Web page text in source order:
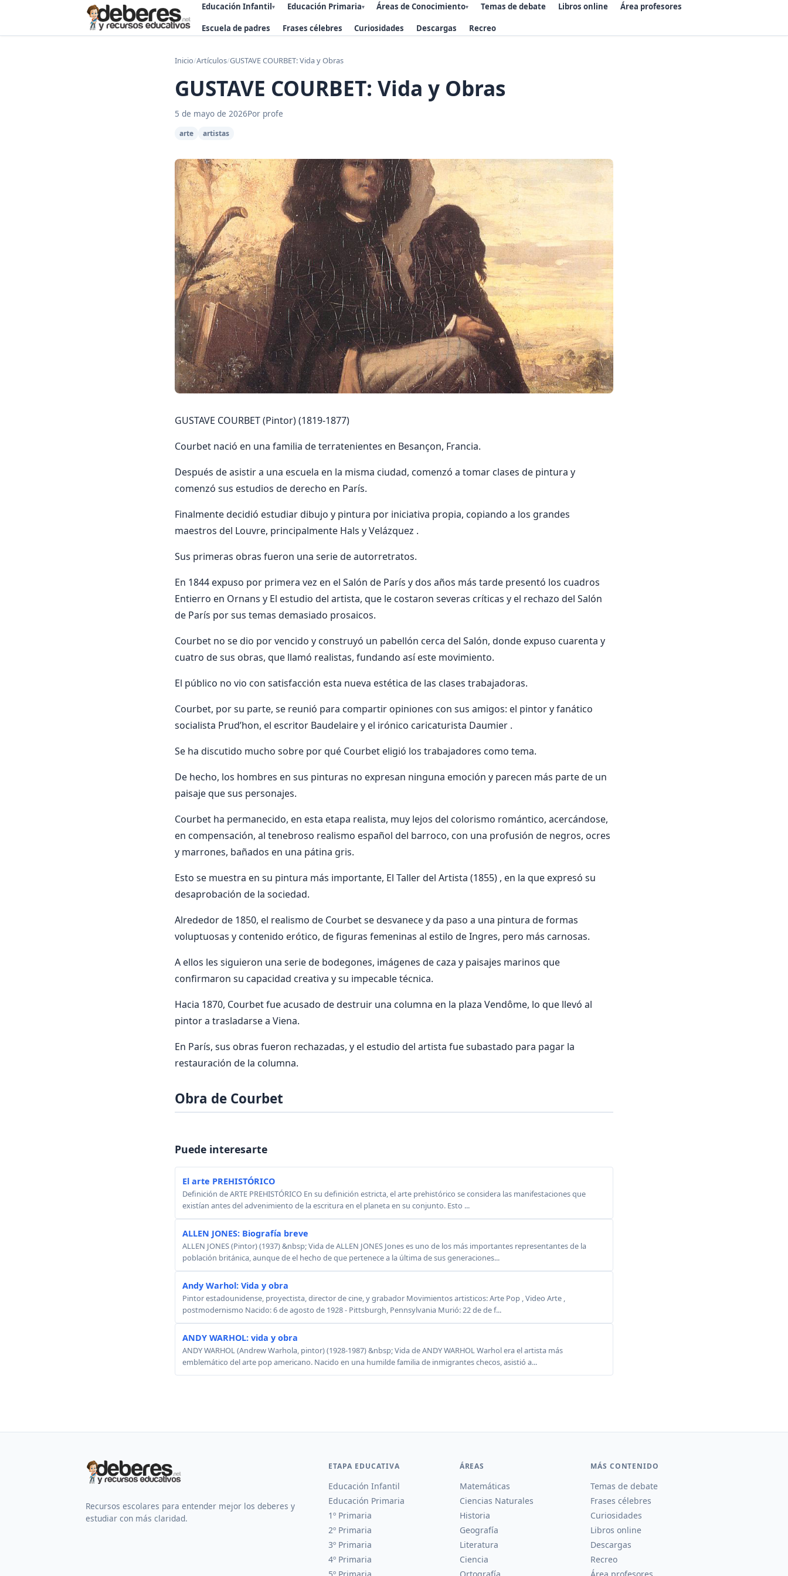
Educación Infantil▾ Educación Primaria▾ Áreas de Conocimiento▾ Temas de debate Libros online Área profesores
Escuela de padres Frases célebres Curiosidades Descargas Recreo
Inicio/Artículos/GUSTAVE COURBET: Vida y Obras
GUSTAVE COURBET: Vida y Obras
5 de mayo de 2026Por profe
arte artistas
GUSTAVE COURBET (Pintor) (1819-1877)
Courbet nació en una familia de terratenientes en Besançon, Francia.
Después de asistir a una escuela en la misma ciudad, comenzó a tomar clases de pintura y
comenzó sus estudios de derecho en París.
Finalmente decidió estudiar dibujo y pintura por iniciativa propia, copiando a los grandes
maestros del Louvre, principalmente Hals y Velázquez .
Sus primeras obras fueron una serie de autorretratos.
En 1844 expuso por primera vez en el Salón de París y dos años más tarde presentó los cuadros
Entierro en Ornans y El estudio del artista, que le costaron severas críticas y el rechazo del Salón
de París por sus temas demasiado prosaicos.
Courbet no se dio por vencido y construyó un pabellón cerca del Salón, donde expuso cuarenta y
cuatro de sus obras, que llamó realistas, fundando así este movimiento.
El público no vio con satisfacción esta nueva estética de las clases trabajadoras.
Courbet, por su parte, se reunió para compartir opiniones con sus amigos: el pintor y fanático
socialista Prud’hon, el escritor Baudelaire y el irónico caricaturista Daumier .
Se ha discutido mucho sobre por qué Courbet eligió los trabajadores como tema.
De hecho, los hombres en sus pinturas no expresan ninguna emoción y parecen más parte de un
paisaje que sus personajes.
Courbet ha permanecido, en esta etapa realista, muy lejos del colorismo romántico, acercándose,
en compensación, al tenebroso realismo español del barroco, con una profusión de negros, ocres
y marrones, bañados en una pátina gris.
Esto se muestra en su pintura más importante, El Taller del Artista (1855) , en la que expresó su
desaprobación de la sociedad.
Alrededor de 1850, el realismo de Courbet se desvanece y da paso a una pintura de formas
voluptuosas y contenido erótico, de figuras femeninas al estilo de Ingres, pero más carnosas.
A ellos les siguieron una serie de bodegones, imágenes de caza y paisajes marinos que
confirmaron su capacidad creativa y su impecable técnica.
Hacia 1870, Courbet fue acusado de destruir una columna en la plaza Vendôme, lo que llevó al
pintor a trasladarse a Viena.
En París, sus obras fueron rechazadas, y el estudio del artista fue subastado para pagar la
restauración de la columna.
Obra de Courbet
Puede interesarte
El arte PREHISTÓRICO
Definición de ARTE PREHISTÓRICO En su definición estricta, el arte prehistórico se considera las manifestaciones que
existían antes del advenimiento de la escritura en el planeta en su conjunto. Esto ...
ALLEN JONES: Biografía breve
ALLEN JONES (Pintor) (1937) &nbsp; Vida de ALLEN JONES Jones es uno de los más importantes representantes de la
población británica, aunque de el hecho de que pertenece a la última de sus generaciones...
Andy Warhol: Vida y obra
Pintor estadounidense, proyectista, director de cine, y grabador Movimientos artisticos: Arte Pop , Video Arte ,
postmodernismo Nacido: 6 de agosto de 1928 - Pittsburgh, Pennsylvania Murió: 22 de de f...
ANDY WARHOL: vida y obra
ANDY WARHOL (Andrew Warhola, pintor) (1928-1987) &nbsp; Vida de ANDY WARHOL Warhol era el artista más
emblemático del arte pop americano. Nacido en una humilde familia de inmigrantes checos, asistió a...
Recursos escolares para entender mejor los deberes y
estudiar con más claridad.
ETAPA EDUCATIVA
Educación Infantil
Educación Primaria
1º Primaria
2º Primaria
3º Primaria
4º Primaria
ÁREAS
Matemáticas
Ciencias Naturales
Historia
Geografía
Literatura
Ciencia
MÁS CONTENIDO
Temas de debate
Frases célebres
Curiosidades
Libros online
Descargas
Recreo